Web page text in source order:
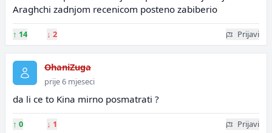
Araghchi zadnjom recenicom posteno zabiberio
↑ 14 ↓ 2 Prijavi
OhaniZuga
prije 6 mjeseci
da li ce to Kina mirno posmatrati ?
↑ 0 ↓ 1 Prijavi